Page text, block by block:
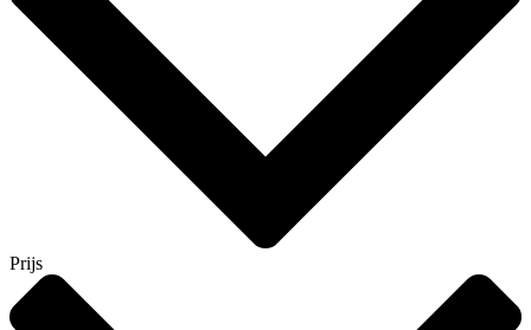
Prijs